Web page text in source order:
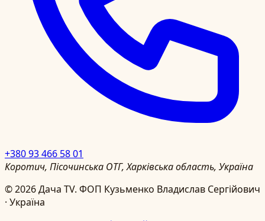
+380 93 466 58 01
Коротич, Пісочинська ОТГ, Харківська область, Україна
©2026Дача TV. ФОП Кузьменко Владислав Сергійович
· Україна